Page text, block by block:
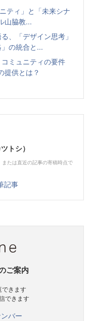
ティ」と「未来シナ
山脇教...
、「デザイン思考」
の統合と...
ミュニティの要件
提供とは？
トシ）
たは直近の記事の寄稿時点で
記事
ご案内
できます
できます
バー